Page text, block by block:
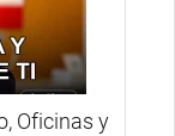
Oficinas y